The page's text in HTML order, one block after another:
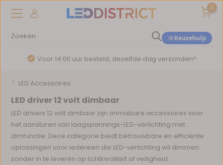
0
Keuzehulp
Voor 14:00 uur besteld, dezelfde dag verzonden*
LED Accessoires
LED driver 12 volt dimbaar
LED drivers 12 volt dimbaar zijn onmisbare accessoires voor
het aansturen van laagspannings-LED-verlichting met
dimfunctie. Deze categorie biedt betrouwbare en efficiënte
oplossingen voor iedereen die LED-verlichting wil dimmen
zonder in te leveren op lichtkwaliteit of veiligheid.